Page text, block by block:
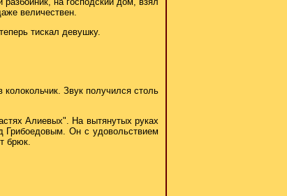
величествен.
тискал девушку.
Звук получился столь
Алиевых". На вытянутых руках
Грибоедовым. Он с удовольствием
брюк.